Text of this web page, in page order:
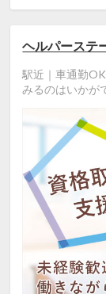
ヘルパーステ
駅近｜車通勤
みるのはいかが